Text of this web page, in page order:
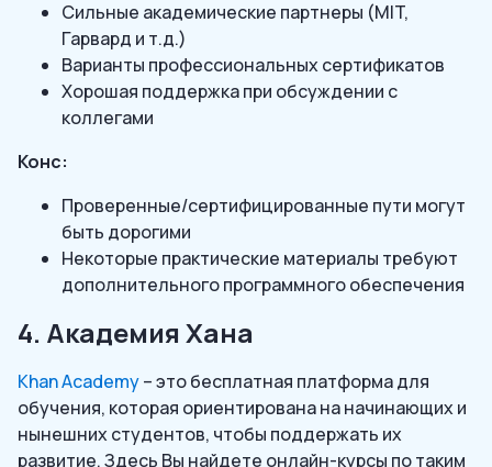
Сильные академические партнеры (MIT,
Гарвард и т.д.)
Варианты профессиональных сертификатов
Хорошая поддержка при обсуждении с
коллегами
Конс:
Проверенные/сертифицированные пути могут
быть дорогими
Некоторые практические материалы требуют
дополнительного программного обеспечения
4. Академия Хана
Khan Academy– это бесплатная платформа для
обучения, которая ориентирована на начинающих и
нынешних студентов, чтобы поддержать их
развитие. Здесь Вы найдете онлайн-курсы по таким